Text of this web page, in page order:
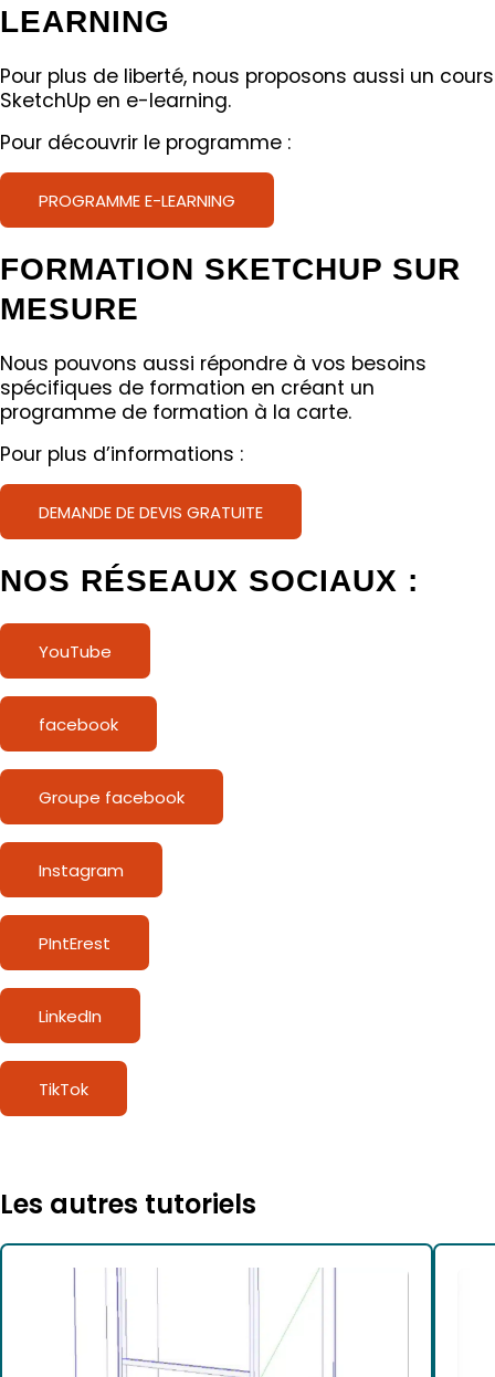
LEARNING
Pour plus de liberté, nous proposons aussi un cours
SketchUp en e-learning.
Pour découvrir le programme :
PROGRAMME E-LEARNING
FORMATION SKETCHUP SUR
MESURE
Nous pouvons aussi répondre à vos besoins
spécifiques de formation en créant un
programme de formation à la carte.
Pour plus d’informations :
DEMANDE DE DEVIS GRATUITE
NOS RÉSEAUX SOCIAUX :
YouTube
facebook
Groupe facebook
Instagram
PIntErest
LinkedIn
TikTok
Les autres tutoriels